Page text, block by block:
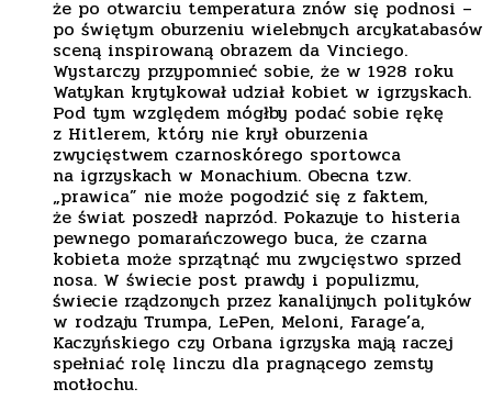
że po otwarciu temperatura znów się podnosi –
po świętym oburzeniu wielebnych arcykatabasów
sceną inspirowaną obrazem da Vinciego.
Wystarczy przypomnieć sobie, że w 1928 roku
Watykan krytykował udział kobiet w igrzyskach.
Pod tym względem mógłby podać sobie rękę
z Hitlerem, który nie krył oburzenia
zwycięstwem czarnoskórego sportowca
na igrzyskach w Monachium. Obecna tzw.
„prawica” nie może pogodzić się z faktem,
że świat poszedł naprzód. Pokazuje to histeria
pewnego pomarańczowego buca, że czarna
kobieta może sprzątnąć mu zwycięstwo sprzed
nosa. W świecie post prawdy i populizmu,
świecie rządzonych przez kanalijnych polityków
w rodzaju Trumpa, LePen, Meloni, Farage’a,
Kaczyńskiego czy Orbana igrzyska mają raczej
spełniać rolę linczu dla pragnącego zemsty
motłochu.